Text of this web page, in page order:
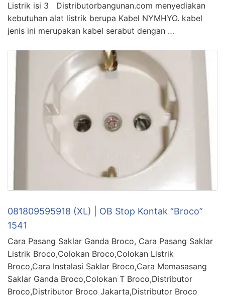
Listrik isi 3 Distributorbangunan.com menyediakan
kebutuhan alat listrik berupa Kabel NYMHYO. kabel
jenis ini merupakan kabel serabut dengan …
081809595918 (XL) | OB Stop Kontak “Broco”
1541
Cara Pasang Saklar Ganda Broco, Cara Pasang Saklar
Listrik Broco,Colokan Broco,Colokan Listrik
Broco,Cara Instalasi Saklar Broco,Cara Memasasang
Saklar Ganda Broco,Colokan T Broco,Distributor
Broco,Distributor Broco Jakarta,Distributor Broco